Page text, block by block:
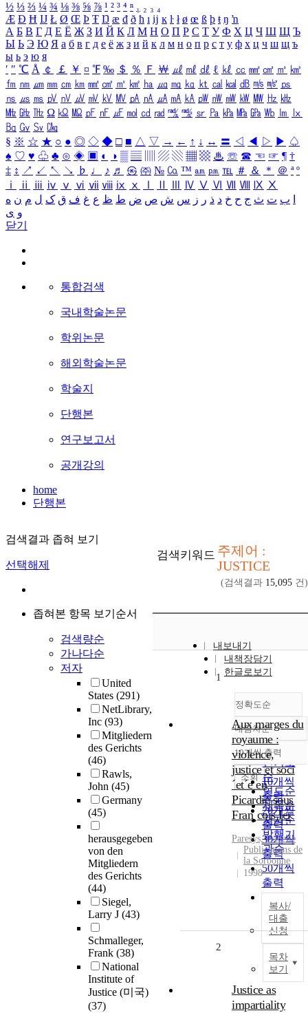
½ ⅓ ⅔ ¼ ¾ ⅛ ⅜ ⅝ ⅞ ¹ ² ³ ⁴ ⁿ ₁ ₂ ₃ ₄
Æ Ð Ħ Ĳ Ł Ø Œ Þ Ŧ Ŋ æ đ ð ħ ı ĳ ĸ ŀ ł ø œ ß þ ŧ ŋ ŉ
А Б В Г Д Е Ё Ж З И Й К Л М Н О П Р С Т У Ф Х Ц Ч Ш Щ Ъ
Ы Ь Э Ю Я а б в г д е ё ж з и й к л м н о п р с т у ф х ц ч ш щ ъ
ы ь э ю я
′ ″ ℃ Å ￠ ￡ ￥ ¤ ℉ ‰ ＄ ％ Ｆ ￦ ㎕ ㎖ ㎗ ℓ ㎘ ㏄ ㎣ ㎤ ㎥ ㎦
㎙ ㎚ ㎛ ㎜ ㎝ ㎞ ㎟ ㎠ ㎡ ㎢ ㏊ ㎍ ㎎ ㎏ ㏏ ㎈ ㎉ ㏈ ㎧ ㎨ ㎰
㎱ ㎲ ㎳ ㎴ ㎵ ㎶ ㎷ ㎸ ㎹ ㎀ ㎁ ㎂ ㎃ ㎄ ㎺ ㎻ ㎽ ㎾ ㎿ ㎐ ㎑
㎒ ㎓ ㎔ Ω ㏀ ㏁ ㎊ ㎋ ㎌ ㏖ ㏅ ㎭ ㎮ ㎯ ㏛ ㎩ ㎪ ㎫ ㎬ ㏝ ㏐
㏓
㏃ ㏉ ㏜ ㏆
§ ※ ☆ ★ ○ ● ◎ ◇ ◆ □ ■ △ ▽ → ← ↑ ↓ ↔ 〓 ◁ ◀ ▷ ▶ ♤
♠ ♡ ♥ ♧ ♣ ⊙ ◈ ▣ ◐ ◑ ▒ ▤ ▨ ▧ ▦ ▩ ♨ ☏ ☎ ☜ ☞ ¶ †
‡ ↕ ↗ ↙ ↖ ↘ ♭ ♩ ♪ ♬ ㉿ ㈜ № ㏇ ™ ㏂ ㏘ ℡ ＃ ＆ ＊ ＠ ª º
ⅰ
ⅱ ⅲ ⅳ ⅴ ⅵ ⅶ ⅷ ⅸ ⅹ Ⅳ Ⅴ Ⅵ Ⅶ Ⅷ Ⅸ Ⅹ
ب ت ث ج ح خ د ذ ر ز س ش ص ض ط ظ ع غ ف ق ک ل م ن ه
و ی
닫기
통합검색
국내학술논문
학위논문
해외학술논문
학술지
단행본
연구보고서
공개강의
home
단행본
검색결과 좁혀 보기
선택해제
좁혀본 항목 보기순서
검색량순
가나다순
저자
United
States (291)
NetLibrary,
Inc (93)
Mitgliedern
des Gerichts
(46)
Rawls,
John (45)
Germany
(45)
herausgegeben
von den
Mitgliedern
des Gerichts
(44)
Siegel,
Larry J (43)
Schmalleger,
Frank (38)
National
Institute of
Justice (미국)
(37)
검색키워드 주제어 :
JUSTICE
(검색결과 15,095 건)
내보내기
내책장담기
한글로보기
정확도순
정확도
순
인기도
순
연도순
제목순
저자순
발행기
관순
내림차순
내림차순
10개씩 출력
10개씩
출력
20개씩
출력
30개씩
출력
50개씩
출력
출력
조회
1
Aux marges du
royaume :
violence,
justice et soci
´et´e en
Picardie sous
Fran¸cois Ier
Paresys, Isabelle
Publications de
la Sorbonne
1998
복사/
대출
신청
목차
보기
2
Justice as
impartiality